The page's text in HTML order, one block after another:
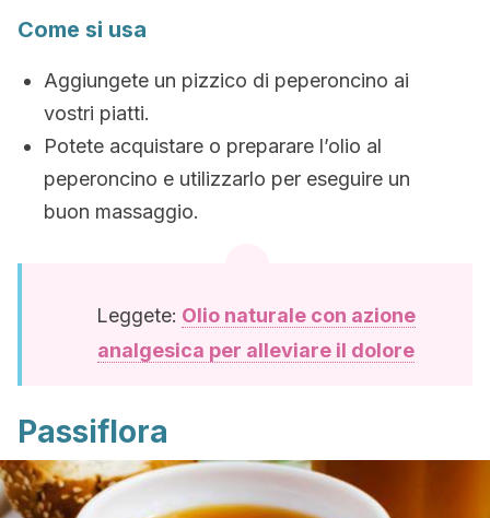
Come si usa
Aggiungete un pizzico di peperoncino ai
vostri piatti.
Potete acquistare o preparare l’olio al
peperoncino e utilizzarlo per eseguire un
buon massaggio.
Leggete: Olio naturale con azione
analgesica per alleviare il dolore
Passiflora